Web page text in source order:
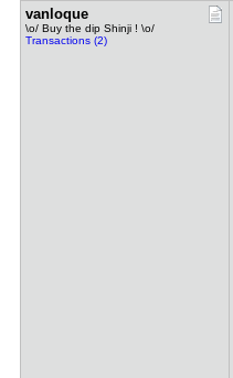
vanloque
\o/ Buy the dip Shinji ! \o/
Transactions (2)